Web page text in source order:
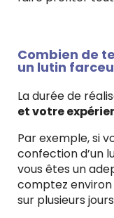
Combien de
un lutin
La durée de
et votre
Par exemple, si
confection d’un
vous êtes un
comptez environ
sur plusieurs